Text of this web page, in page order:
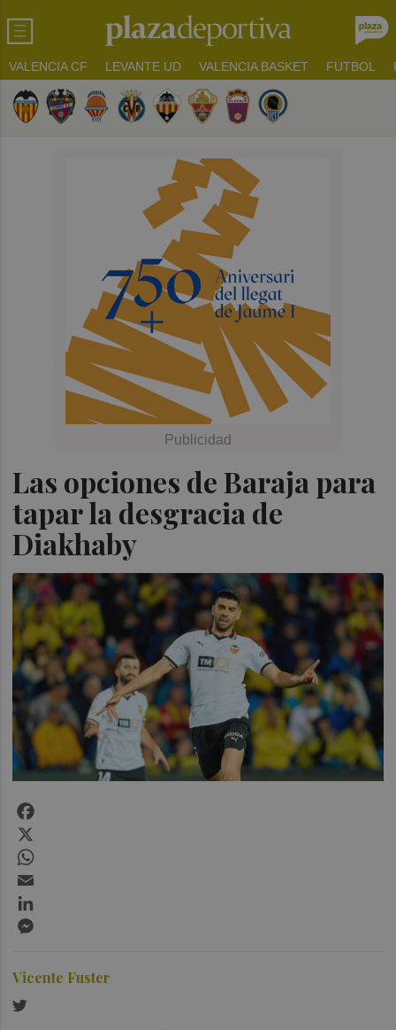
VALENCIA CF LEVANTE UD VALENCIA BASKET FUTBOL
Las opciones de Baraja para
tapar la desgracia de
Diakhaby
Vicente Fuster